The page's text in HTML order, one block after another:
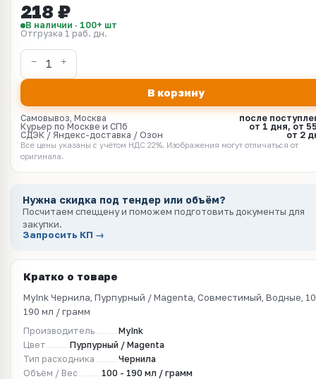
218 ₽
В наличии · 100+ шт
Отгрузка 1 раб. дн.
В корзину
Самовывоз, Москва
после
Курьер по Москве и СПб
от 1 дня, от
СДЭК / Яндекс-доставка / Озон
от 2
Все цены указаны с учётом НДС 22%. Изображения могут отличаться от
оригинала.
Нужна скидка под тендер или объём?
Посчитаем спеццену и поможем подготовить документы для
закупки.
Запросить КП →
Кратко о товаре
MyInk Чернила, Пурпурный / Magenta, Совместимый, Водные,
190 мл / грамм
Производитель
MyInk
Цвет
Пурпурный / Magenta
Тип расходника
Чернила
Объём / Вес
100 - 190 мл / грамм